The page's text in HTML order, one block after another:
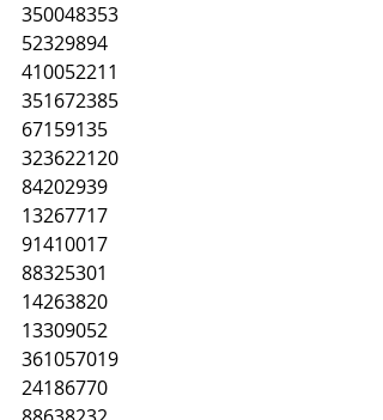
350048353
52329894
410052211
351672385
67159135
323622120
84202939
13267717
91410017
88325301
14263820
13309052
361057019
24186770